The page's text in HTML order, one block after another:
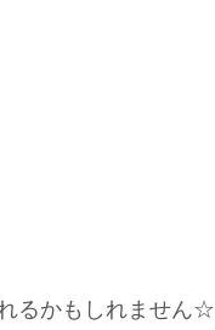
るかもしれません☆